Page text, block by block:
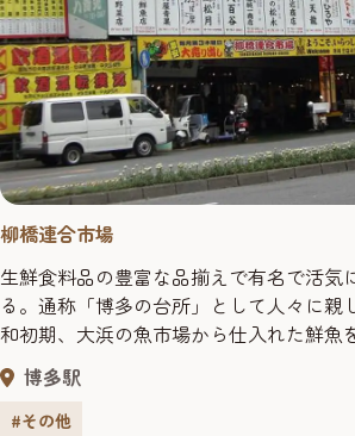
柳橋連合市場
生鮮食料品の豊富な品揃えで有名で活気
る。通称「博多の台所」として人々に親
和初期、大浜の魚市場から仕入れた鮮魚
販売した個人商店が始まりで、その後、
店が集まり拡大していった。今では博多
いえる存在となっている。業者はもちろ
博多駅
#その他